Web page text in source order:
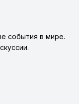
события в мире.